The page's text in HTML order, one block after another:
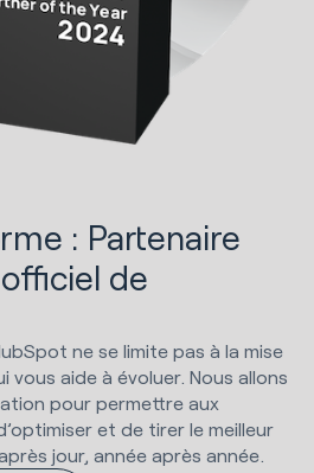
: Partenaire
officiel de
ne se limite pas à la mise
aide à évoluer. Nous allons
pour permettre aux
et de tirer le meilleur
jour, année après année.